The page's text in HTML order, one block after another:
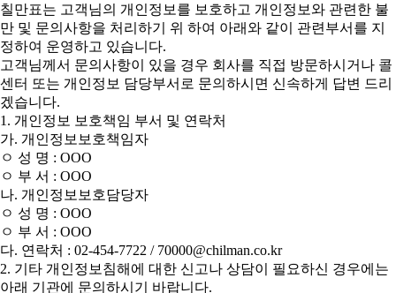
칠만표는 고객님의 개인정보를 보호하고 개인정보와 관련한 불
만 및 문의사항을 처리하기 위 하여 아래와 같이 관련부서를 지
정하여 운영하고 있습니다.
고객님께서 문의사항이 있을 경우 회사를 직접 방문하시거나 콜
센터 또는 개인정보 담당부서로 문의하시면 신속하게 답변 드리
겠습니다.
1. 개인정보 보호책임 부서 및 연락처
가. 개인정보보호책임자
ㅇ 성 명 : OOO
ㅇ 부 서 : OOO
나. 개인정보보호담당자
ㅇ 성 명 : OOO
ㅇ 부 서 : OOO
다. 연락처 : 02-454-7722 / 70000@chilman.co.kr
2. 기타 개인정보침해에 대한 신고나 상담이 필요하신 경우에는
아래 기관에 문의하시기 바랍니다.